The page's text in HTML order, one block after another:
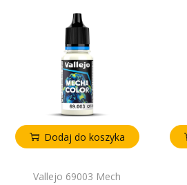
Dodaj do koszyka
Vallejo 69003 Mech